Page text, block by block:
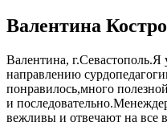
Валентина
Валентина, г.Севастополь.Я
направлению
понравилось,много
и
вежливы и отвечают на все